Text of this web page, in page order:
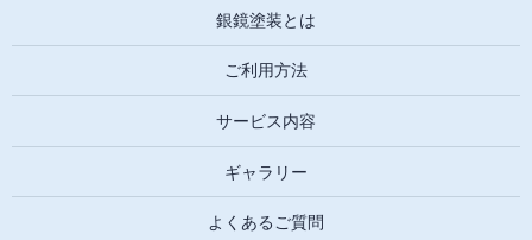
銀鏡塗装とは
ご利用方法
サービス内容
ギャラリー
よくあるご質問